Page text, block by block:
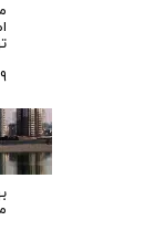
۱۹